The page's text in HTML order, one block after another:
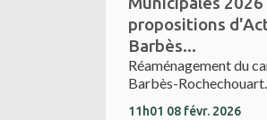
propositions
Barbès...
Réaménagement du
Barbès-
11h01 08 févr. 2026